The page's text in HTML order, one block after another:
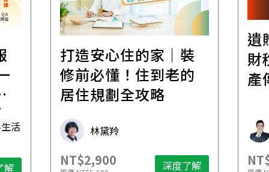
活
解
打造安心住的家｜裝
修前必懂！住到老的
居住規劃全攻略
林黛羚
NT$2,900 深度了解
遺
財
產